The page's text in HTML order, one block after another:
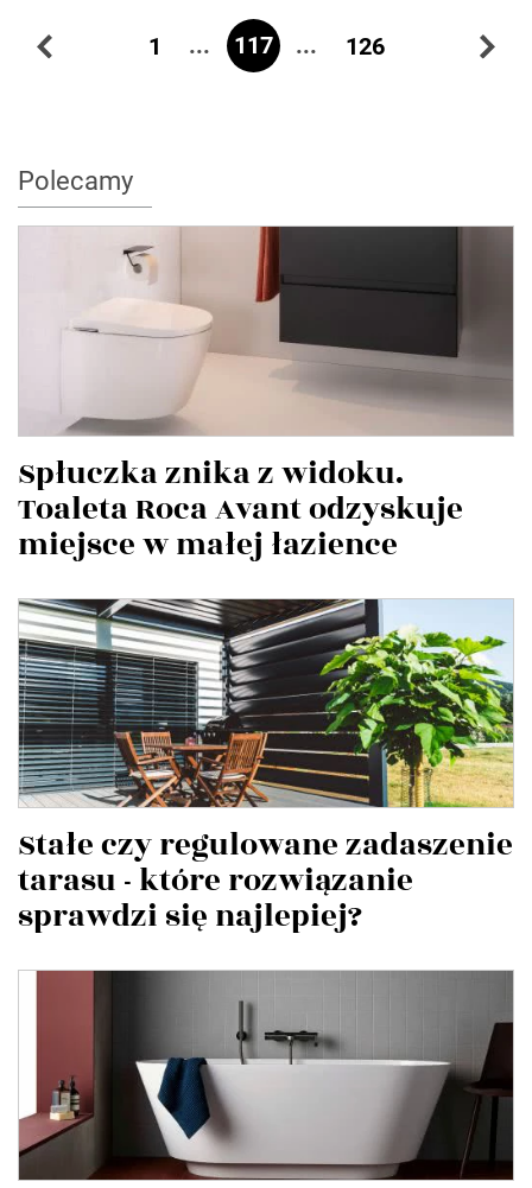
1 ... 117 ... 126
Polecamy
Spłuczka znika z widoku.
Toaleta Roca Avant odzyskuje
miejsce w małej łazience
Stałe czy regulowane zadaszenie
tarasu - które rozwiązanie
sprawdzi się najlepiej?